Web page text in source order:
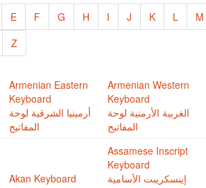
E F G H I J K L
M
Z
Armenian Eastern
Keyboard
أرمينيا الشرقية لوحة
المفاتيح
Armenian Western
Keyboard
الغربية اﻷرمنية لوحة
المفاتيح
Akan Keyboard
Assamese Inscript
Keyboard
إينسكريبت اﻷسامية